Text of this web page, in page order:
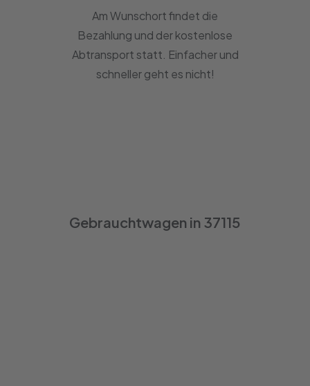
Am Wunschort findet die
Bezahlung und der kostenlose
Abtransport statt. Einfacher und
schneller geht es nicht!
Gebrauchtwagen in 37115